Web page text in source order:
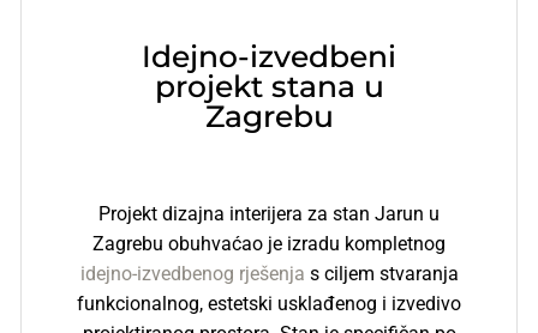
Idejno-izvedbeni
projekt stana u
Zagrebu
Projekt dizajna interijera za stan Jarun u
Zagrebu obuhvaćao je izradu kompletnog
idejno-izvedbenog rješenja s ciljem stvaranja
funkcionalnog, estetski usklađenog i izvedivo